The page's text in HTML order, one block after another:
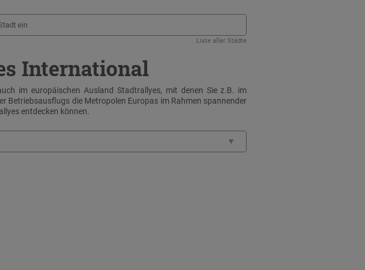
Liste aller Städte
International
im europäischen Ausland Stadtrallyes, mit denen Sie z.B. im
Betriebsausflugs die Metropolen Europas im Rahmen spannender
entdecken können.